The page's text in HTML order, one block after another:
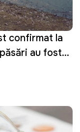
confirmat la
au fost